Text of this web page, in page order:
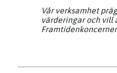
Vår verksamhet
värderingar och vill